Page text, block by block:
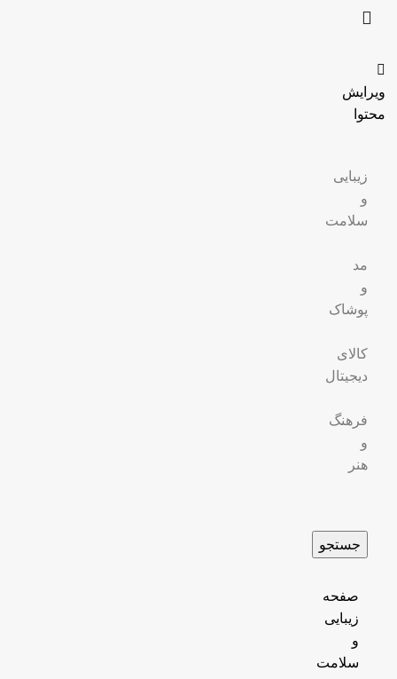
ویرایش
محتوا
زیبایی
و
سلامت
مد
و
پوشاک
کالای
دیجیتال
فرهنگ
و
هنر
جستجو
صفحه
زیبایی
و
سلامت